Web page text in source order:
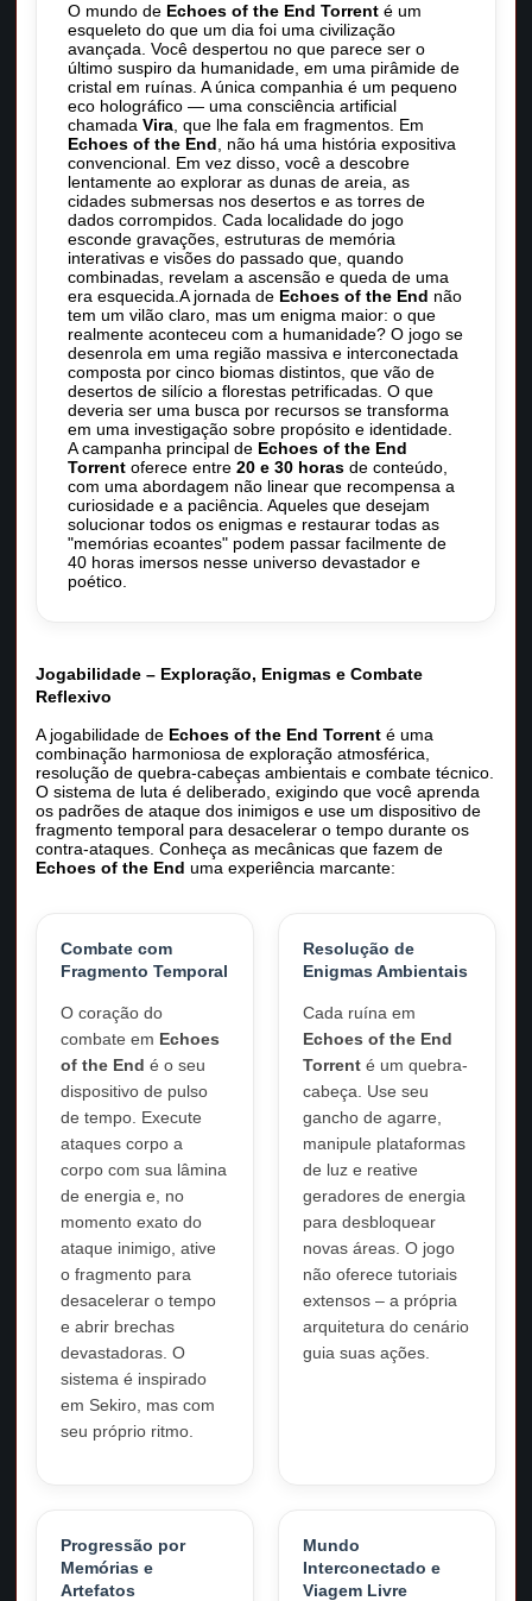
O mundo de Echoes of the End Torrent é um
esqueleto do que um dia foi uma civilização
avançada. Você despertou no que parece ser o
último suspiro da humanidade, em uma pirâmide de
cristal em ruínas. A única companhia é um pequeno
eco holográfico — uma consciência artificial
chamadaVira , que lhe fala em fragmentos. Em
Echoes of the End , não há uma história expositiva
convencional. Em vez disso, você a descobre
lentamente ao explorar as dunas de areia, as
cidades submersas nos desertos e as torres de
dados corrompidos. Cada localidade do jogo
esconde gravações, estruturas de memória
interativas e visões do passado que, quando
combinadas, revelam a ascensão e queda de uma
era esquecida.A jornada de Echoes of the End não
tem um vilão claro, mas um enigma maior: o que
realmente aconteceu com a humanidade? O jogo se
desenrola em uma região massiva e interconectada
composta por cinco biomas distintos, que vão de
desertos de silício a florestas petrificadas. O que
deveria ser uma busca por recursos se transforma
em uma investigação sobre propósito e identidade.
A campanha principal de Echoes of the End
Torrent oferece entre20 e 30 horas de conteúdo,
com uma abordagem não linear que recompensa a
curiosidade e a paciência. Aqueles que desejam
solucionar todos os enigmas e restaurar todas as
"memórias ecoantes" podem passar facilmente de
40 horas imersos nesse universo devastador e
poético.
Jogabilidade – Exploração, Enigmas e Combate
Reflexivo
A jogabilidade de Echoes of the End Torrent é uma
combinação harmoniosa de exploração atmosférica,
resolução de quebra-cabeças ambientais e combate técnico.
O sistema de luta é deliberado, exigindo que você aprenda
os padrões de ataque dos inimigos e use um dispositivo de
fragmento temporal para desacelerar o tempo durante os
contra-ataques. Conheça as mecânicas que fazem de
Echoes of the End uma experiência marcante:
Combate com
Fragmento Temporal
O coração do
combate em Echoes
of the End é o seu
dispositivo de pulso
de tempo. Execute
ataques corpo a
corpo com sua lâmina
de energia e, no
momento exato do
ataque inimigo, ative
o fragmento para
desacelerar o tempo
e abrir brechas
devastadoras. O
sistema é inspirado
em Sekiro, mas com
seu próprio ritmo.
Resolução de
Enigmas Ambientais
Cada ruína em
Echoes of the End
Torrenté um quebra-
cabeça. Use seu
gancho de agarre,
manipule plataformas
de luz e reative
geradores de energia
para desbloquear
novas áreas. O jogo
não oferece tutoriais
extensos – a própria
arquitetura do cenário
guia suas ações.
Progressão por
Memórias e
Artefatos
Mundo
Interconectado e
Viagem Livre